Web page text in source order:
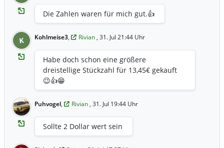
Die Zahlen waren für mich gut.👍
K Kohlmeise3, Rivian , 31. Jul 21:44 Uhr
Habe doch schon eine größere
dreistellige Stückzahl für 13,45€ gekauft
😉👍😁
Puhvogel, Rivian , 31. Jul 19:44 Uhr
Sollte 2 Dollar wert sein